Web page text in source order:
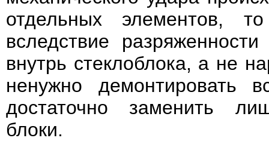
отдельных элементов,
вследствие
внутрь стеклоблока, а не
ненужно демонтировать
достаточно заменить
блоки.